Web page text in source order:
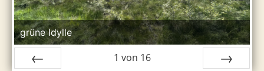
grüne Idylle
1 von 16